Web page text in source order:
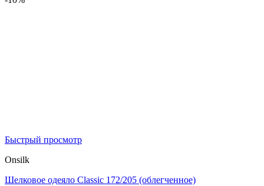
Быстрый просмотр
Onsilk
Шелковое одеяло Classic 172/205 (облегченное)